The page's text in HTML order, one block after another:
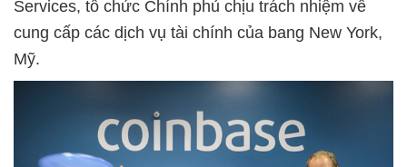
Services, tổ chức Chính phủ chịu trách nhiệm về
cung cấp các dịch vụ tài chính của bang New York,
Mỹ.